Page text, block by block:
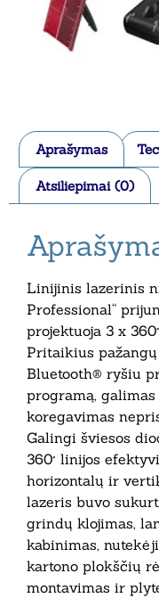
Aprašymas
Atsiliepimai (0)
Linijinis lazerinis
Professional“
projektuoja 3 x
Pritaikius pažangų
Bluetooth® ryšiu
programą,
koregavimas
Galingi šviesos
360° linijos
horizontalų ir
lazeris buvo
grindų klojimas,
kabinimas,
kartono plokščių
montavimas ir